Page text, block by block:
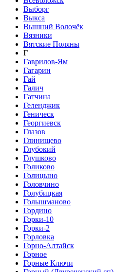
Выборг
Выкса
Вышний Волочёк
Вязники
Вятские Поляны
Г
Гаврилов-Ям
Гагарин
Гай
Галич
Гатчина
Геленджик
Геническ
Георгиевск
Глазов
Глинищево
Глубокий
Глушково
Голиково
Голицыно
Головчино
Голубицкая
Голышманово
Гордино
Горки-10
Горки-2
Горловка
Горно-Алтайск
Горное
Горные Ключи